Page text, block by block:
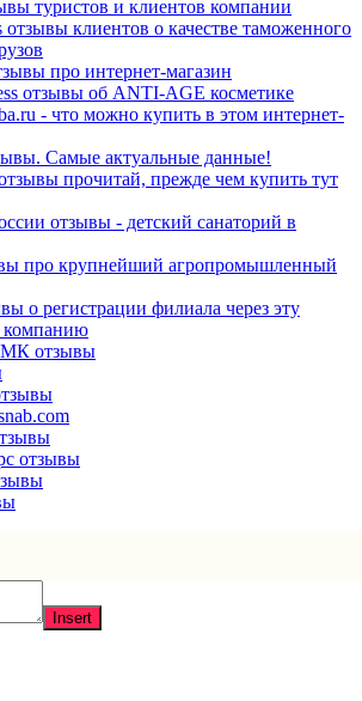
туристов и клиентов компании
клиентов о качестве таможенного
про интернет-магазин
отзывы об ANTI-AGE косметике
- что можно купить в этом интернет-
Самые актуальные данные!
прочитай, прежде чем купить тут
отзывы - детский санаторий в
про крупнейший агропромышленный
о регистрации филиала через эту
отзывы
отзывы
Insert